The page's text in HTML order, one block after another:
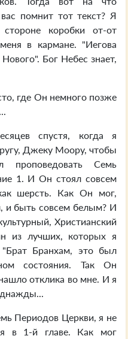
помнит тот текст? Я
коробки от-от
в кармане. "Иегова
Бог Небес знает,
где Он немного позже
спустя, когда я
Джеку Моору, чтобы
проповедовать Семь
1. И Он стоял совсем
шерсть. Как Он мог,
и быть совсем белым? И
Христианский
из лучших, которых я
Бранхам, это был
состояния. Так Он
отклика во мне. И я
Периодов Церкви, я не
в 1-й главе. Как мог